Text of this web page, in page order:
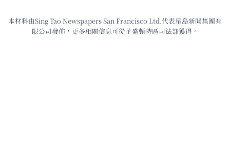
本材料由Sing Tao Newspapers San Francisco Ltd.代表星島新聞集團有
限公司發佈，更多相關信息可從華盛頓特區司法部獲得。